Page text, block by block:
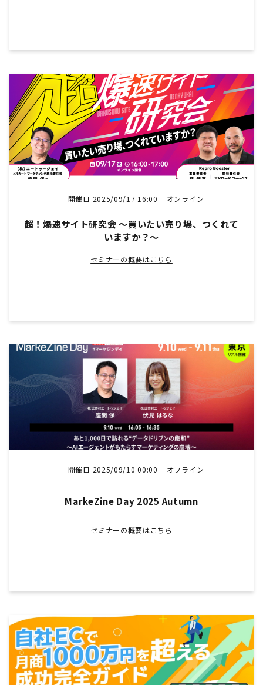
開催日 2025/09/17 16:00 オンライン
超！爆速サイト研究会 〜買いたい売り場、つくれて
いますか？～
セミナーの概要はこちら
開催日 2025/09/10 00:00 オフライン
MarkeZine Day 2025 Autumn
セミナーの概要はこちら